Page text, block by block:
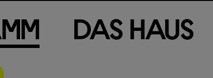
m m Das Haus